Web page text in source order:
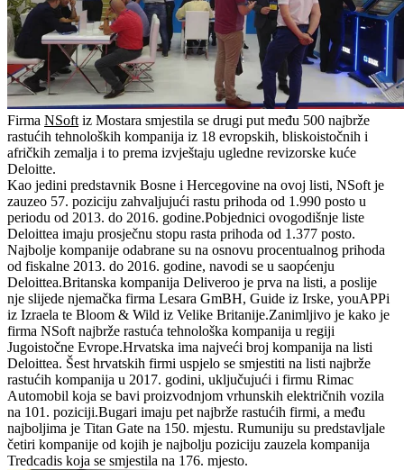
Firma NSoftiz Mostara smjestila se drugi put među 500 najbrže
rastućih tehnoloških kompanija iz 18 evropskih, bliskoistočnih i
afričkih zemalja i to prema izvještaju ugledne revizorske kuće
Deloitte.
Kao jedini predstavnik Bosne i Hercegovine na ovoj listi, NSoft je
zauzeo 57. poziciju zahvaljujući rastu prihoda od 1.990 posto u
periodu od 2013. do 2016. godine.Pobjednici ovogodišnje liste
Deloittea imaju prosječnu stopu rasta prihoda od 1.377 posto.
Najbolje kompanije odabrane su na osnovu procentualnog prihoda
od fiskalne 2013. do 2016. godine, navodi se u saopćenju
Deloittea.Britanska kompanija Deliveroo je prva na listi, a poslije
nje slijede njemačka firma Lesara GmBH, Guide iz Irske, youAPPi
iz Izraela te Bloom & Wild iz Velike Britanije.Zanimljivo je kako je
firma NSoft najbrže rastuća tehnološka kompanija u regiji
Jugoistočne Evrope.Hrvatska ima najveći broj kompanija na listi
Deloittea. Šest hrvatskih firmi uspjelo se smjestiti na listi najbrže
rastućih kompanija u 2017. godini, uključujući i firmu Rimac
Automobil koja se bavi proizvodnjom vrhunskih električnih vozila
na 101. poziciji.Bugari imaju pet najbrže rastućih firmi, a među
najboljima je Titan Gate na 150. mjestu. Rumuniju su predstavljale
četiri kompanije od kojih je najbolju poziciju zauzela kompanija
Tredcadis koja se smjestila na 176. mjesto.